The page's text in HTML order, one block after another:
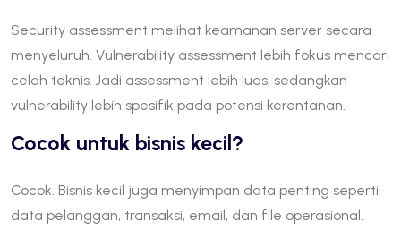
Security assessment melihat keamanan server secara
menyeluruh. Vulnerability assessment lebih fokus mencari
celah teknis. Jadi assessment lebih luas, sedangkan
vulnerability lebih spesifik pada potensi kerentanan.
Cocok untuk bisnis kecil?
Cocok. Bisnis kecil juga menyimpan data penting seperti
data pelanggan, transaksi, email, dan file operasional.